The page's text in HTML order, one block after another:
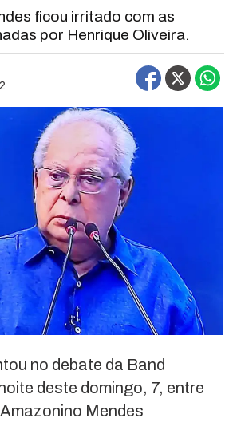
ficou irritado com as
por Henrique Oliveira.
no debate da Band
deste domingo, 7, entre
Mendes